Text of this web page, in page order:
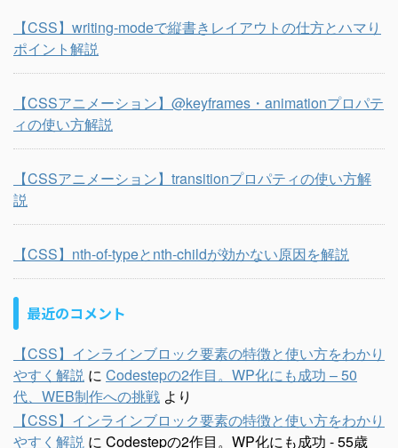
【CSS】writing-modeで縦書きレイアウトの仕方とハマり
ポイント解説
【CSSアニメーション】@keyframes・animationプロパテ
ィの使い方解説
【CSSアニメーション】transitionプロパティの使い方解
説
【CSS】nth-of-typeとnth-childが効かない原因を解説
最近のコメント
【CSS】インラインブロック要素の特徴と使い方をわかり
やすく解説 に Codestepの2作目。WP化にも成功 – 50
代、WEB制作への挑戦 より
【CSS】インラインブロック要素の特徴と使い方をわかり
やすく解説 に Codestepの2作目。WP化にも成功 - 55歳